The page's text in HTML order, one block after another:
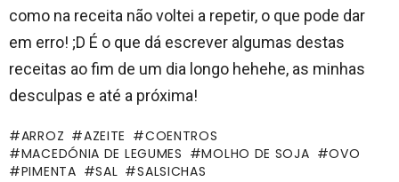
como na receita não voltei a repetir, o que pode dar
em erro! ;D É o que dá escrever algumas destas
receitas ao fim de um dia longo hehehe, as minhas
desculpas e até a próxima!
ARROZ AZEITE
COENTROS
MACEDÓNIA DE LEGUMES
MOLHO DE SOJA
OVO
PIMENTA
SAL SALSICHAS